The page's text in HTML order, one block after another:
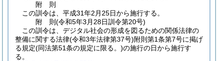
附 則
この訓令は、平成31年2月25日から施行する。
附 則(令和5年3月28日訓令第20号)
この訓令は、デジタル社会の形成を図るための関係法律の
整備に関する法律(令和3年法律第37号)附則第1条第7号に掲げ
る規定(同法第51条の規定に限る。)の施行の日から施行す
る。